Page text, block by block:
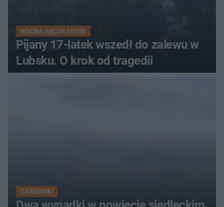
NOCNA AKCJA SŁUŻB
Pijany 17-latek wszedł do zalewu w
Lubsku. O krok od tragedii
Z REGIONU